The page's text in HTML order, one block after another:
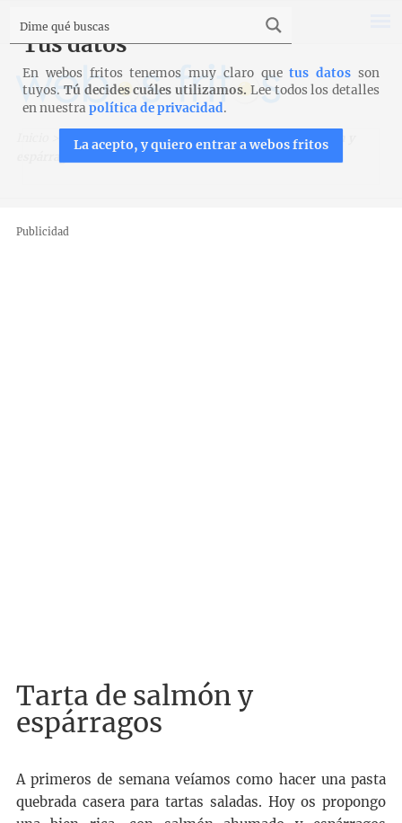
Recetas Entrantes y aperitivos
Tarta de salmón y
Publicidad
Tarta de salmón y
espárragos
A primeros de semana veíamos como hacer una pasta
quebrada casera para tartas saladas. Hoy os propongo
Tus datos
En webos fritos tenemos muy claro quetus datos son
tuyos. Tú decides cuáles utilizamos. Lee todos los detalles
en nuestrapolítica de privacidad.
La acepto, y quiero entrar a webos fritos